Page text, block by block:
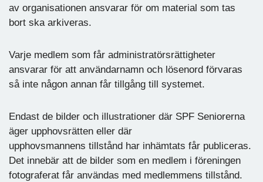
av organisationen ansvarar för om material som tas
bort ska arkiveras.
Varje medlem som får administratörsrättigheter
ansvarar för att användarnamn och lösenord förvaras
så inte någon annan får tillgång till systemet.
Endast de bilder och illustrationer där SPF Seniorerna
äger upphovsrätten eller där
upphovsmannens tillstånd har inhämtats får publiceras.
Det innebär att de bilder som en medlem i föreningen
fotograferat får användas med medlemmens tillstånd.